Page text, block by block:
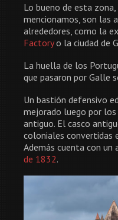
Lo bueno de esta
mencionamos, son las
alrededores, como la
Factoryo la ciudad de
La huella de los
que pasaron por Galle
Un bastión defensivo
mejorado luego por los
antiguo. El casco
coloniales convertidas
Además cuenta con un
de 1832.